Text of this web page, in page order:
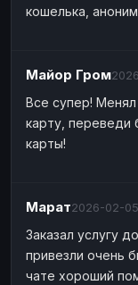
кошелька,
Майор Гром
Все супер!
карту, переведи
карты!
Марат2026-02-05
Заказал услугу
привезли очень
чате хороший